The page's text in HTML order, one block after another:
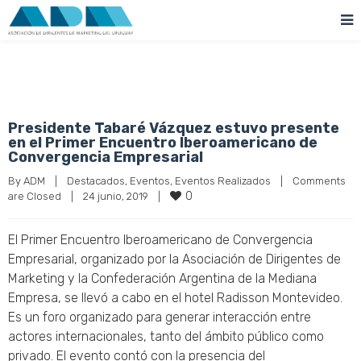
Presidente Tabaré Vázquez estuvo presente
en el Primer Encuentro Iberoamericano de
Convergencia Empresarial
By ADM Destacados, Eventos, Eventos Realizados
Comments
are Closed
24 junio, 2019 0
El Primer Encuentro Iberoamericano de Convergencia
Empresarial, organizado por la Asociación de Dirigentes de
Marketing y la Confederación Argentina de la Mediana
Empresa, se llevó a cabo en el hotel Radisson Montevideo.
Es un foro organizado para generar interacción entre
actores internacionales, tanto del ámbito público como
privado. El evento contó con la presencia del